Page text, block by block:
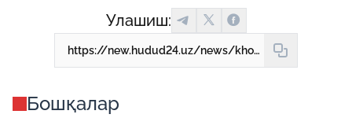
Улашиш:
https://new.hudud24.uz/news/khodimning-ish-beruvchida-saklanaiotgan-shakhsga-doir-malumotlari-khimoia-kilinadimi
Бошқалар